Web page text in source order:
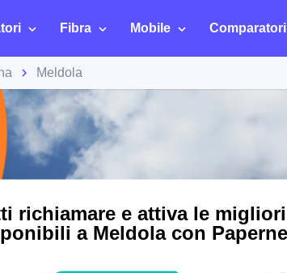
Fibra Mobile Comparatori
Meldola